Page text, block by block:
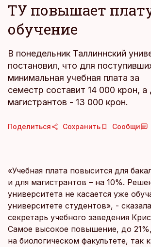
ТУ повышает
обучение
В понедельник Таллиннский
постановил, что для
минимальная учебная плата за
семестр составит 14 000 крон, а
магистрантов - 13 000 крон.
Поделиться Сохранить Сообщи
«Учебная плата повысится для
и для магистрантов – на 10%.
университета не касается уже
университете студентов», -
секретарь учебного заведения
Самое высокое повышение, до
на биологическом факультете, так